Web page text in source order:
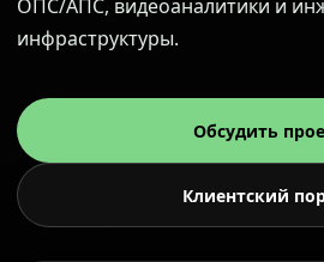
ОПС/АПС, видеоаналитики и
инфраструктуры.
Обсудить
Клиентский